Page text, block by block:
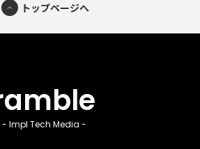
トップページへ
- Impl Tech Media -